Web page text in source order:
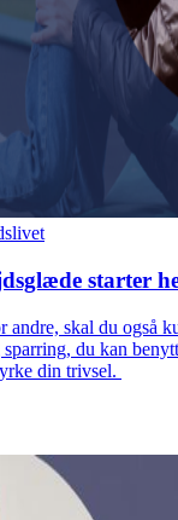
starter
andre, skal du også
du kan
din trivsel.